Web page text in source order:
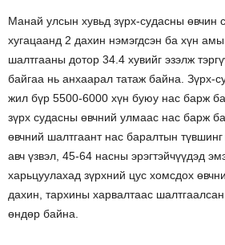
Манай улсын хувьд зүрх-судасны өвчин
хугацаанд 2 дахин нэмэгдсэн ба хүн
шалтгааны дотор 34.4 хувийг эзэлж
байгаа нь анхаарал татаж байна. Зүрх-
жил бүр 5500-6000 хүн буюу нас барж
зүрх судасны өвчний улмаас нас барж
өвчний шалтгаант нас баралтын түвшинг
авч үзвэл, 45-64 насны эрэгтэйчүүдэд
харьцуулахад зүрхний цус хомсдох
дахин, тархины харвалтаас
өндөр байна.